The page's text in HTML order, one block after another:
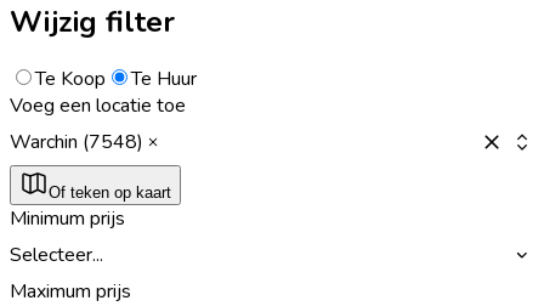
Wijzig filter
Te Koop
Te Huur
Voeg een locatie toe
Warchin (7548)
Of teken op kaart
Minimum prijs
Selecteer...
Maximum prijs